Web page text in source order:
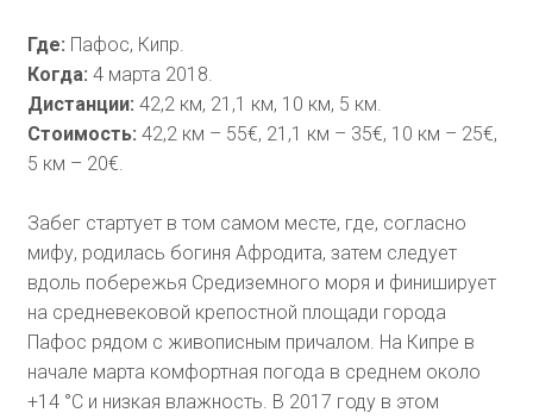
Где: Пафос, Кипр.
Когда: 4 марта 2018.
Дистанции: 42,2 км, 21,1 км, 10 км, 5 км.
Стоимость: 42,2 км – 55€, 21,1 км – 35€, 10 км – 25€,
5 км – 20€.
Забег стартует в том самом месте, где, согласно
мифу, родилась богиня Афродита, затем следует
вдоль побережья Средиземного моря и финиширует
на средневековой крепостной площади города
Пафос рядом с живописным причалом. На Кипре в
начале марта комфортная погода в среднем около
+14 °C и низкая влажность. В 2017 году в этом